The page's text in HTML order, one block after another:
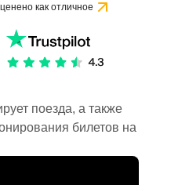
как отличное
поезда, а также
билетов на